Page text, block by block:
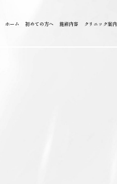
ホーム 初めての方へ 施術内容 クリニック案内